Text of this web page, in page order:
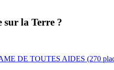
la Terre ?
DE TOUTES AIDES (270